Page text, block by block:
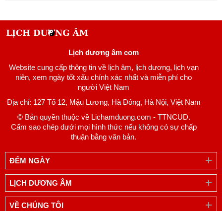
Lịch dương âm com
Website cung cấp thông tin về lịch âm, lịch dương, lịch vạn
niên, xem ngày tốt xấu chính xác nhất và miễn phí cho
người Việt Nam
Địa chỉ: 127 Tổ 12, Mậu Lương, Hà Đông, Hà Nội, Việt Nam
© Bản quyền thuộc về Lichamduong.com - TTNCUD.
Cấm sao chép dưới mọi hình thức nếu không có sự chấp
thuận bằng văn bản.
ĐẾM NGÀY
LỊCH DƯƠNG ÂM
VỀ CHÚNG TÔI